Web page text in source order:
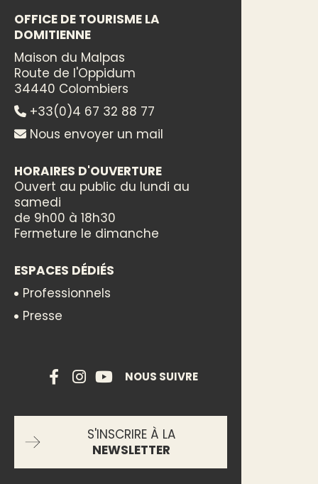
OFFICE DE TOURISME LA
DOMITIENNE
Maison du Malpas
Route de l'Oppidum
34440 Colombiers
+33(0)4 67 32 88 77
Nous envoyer un mail
HORAIRES D'OUVERTURE
Ouvert au public du lundi au
samedi
de 9h00 à 18h30
Fermeture le dimanche
ESPACES DÉDIÉS
Professionnels
Presse
NOUS SUIVRE
S'INSCRIRE À LA
NEWSLETTER